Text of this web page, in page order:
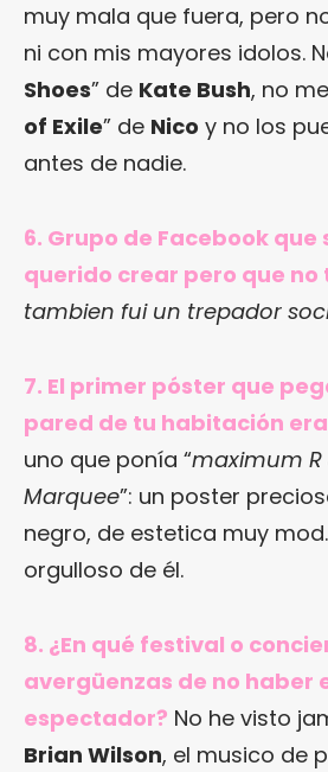
muy mala que fuera, pero
ni con mis mayores idolos.
Shoes” de Kate Bush, no
of Exile” de Nico y no los
antes de nadie.
6. Grupo de Facebook que
querido crear pero que
tambien fui un trepador
7. El primer póster que
pared de tu habitación
uno que ponía “maximum R
Marquee”: un poster
negro, de estetica muy
orgulloso de él.
8. ¿En qué festival o
avergüenzas de no haber
espectador? No he visto
Brian Wilson, el musico de